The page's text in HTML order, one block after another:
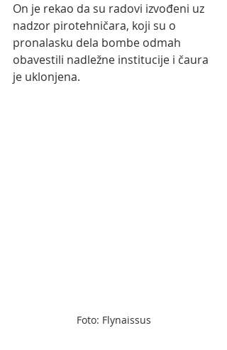
On je rekao da su radovi izvođeni uz
nadzor pirotehničara, koji su o
pronalasku dela bombe odmah
obavestili nadležne institucije i čaura
je uklonjena.
Foto: Flynaissus